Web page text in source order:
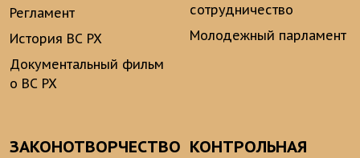
Регламент
История ВС РХ
Документальный фильм
о ВС РХ
сотрудничество
Молодежный парламент
ЗАКОНОТВОРЧЕСТВО КОНТРОЛЬНАЯ